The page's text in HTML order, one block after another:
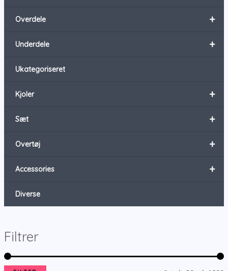
+
Overdele
+
Underdele
Ukategoriseret
+
Kjoler
+
Sæt
+
Overtøj
+
Accessories
Diverse
Filtrer